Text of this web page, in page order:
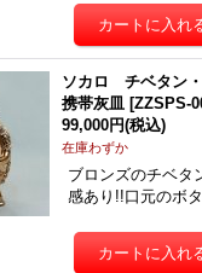
ソカロ チベタン
携帯灰皿 [ZZSPS-
99,000円(税込)
在庫わずか
ブロンズのチベタ
感あり!!口元のボ